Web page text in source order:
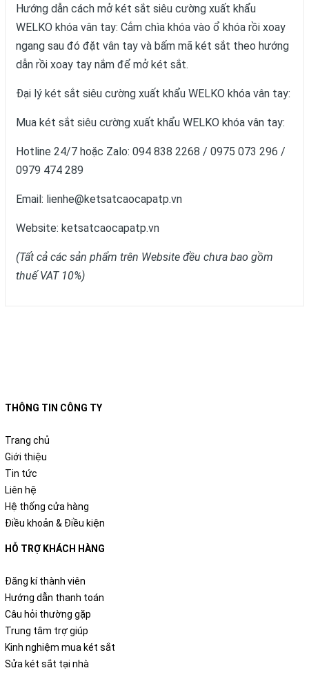
Hướng dẫn cách mở két sắt siêu cường xuất khẩu
WELKO khóa vân tay: Cắm chìa khóa vào ổ khóa rồi xoay
ngang sau đó đặt vân tay và bấm mã két sắt theo hướng
dẫn rồi xoay tay nắm để mở két sắt.
Đại lý két sắt siêu cường xuất khẩu WELKO khóa vân tay:
Mua két sắt siêu cường xuất khẩu WELKO khóa vân tay:
Hotline 24/7 hoặc Zalo: 094 838 2268 / 0975 073 296 /
0979 474 289
Email: lienhe@ketsatcaocapatp.vn
Website: ketsatcaocapatp.vn
(Tất cả các sản phẩm trên Website đều chưa bao gồm
thuế VAT 10%)
THÔNG TIN CÔNG TY
Trang chủ
Giới thiệu
Tin tức
Liên hệ
Hệ thống cửa hàng
Điều khoản & Điều kiện
HỖ TRỢ KHÁCH HÀNG
Đăng kí thành viên
Hướng dẫn thanh toán
Câu hỏi thường gặp
Trung tâm trợ giúp
Kinh nghiệm mua két sắt
Sửa két sắt tại nhà